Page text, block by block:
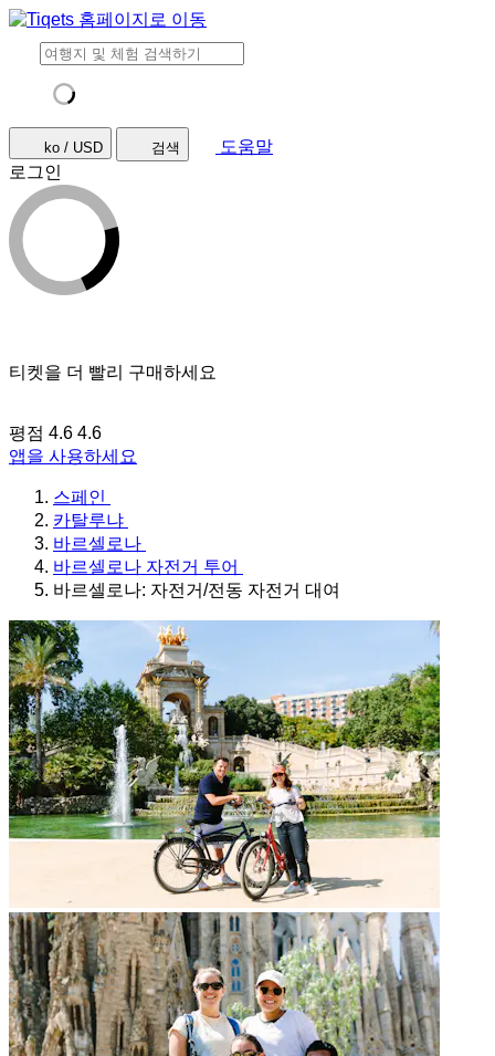
ko / USD 검색
도움말
로그인
티켓을 더 빨리 구매하세요
평점 4.6 4.6
앱을 사용하세요
스페인
카탈루냐
바르셀로나
바르셀로나 자전거 투어
바르셀로나: 자전거/전동 자전거 대여